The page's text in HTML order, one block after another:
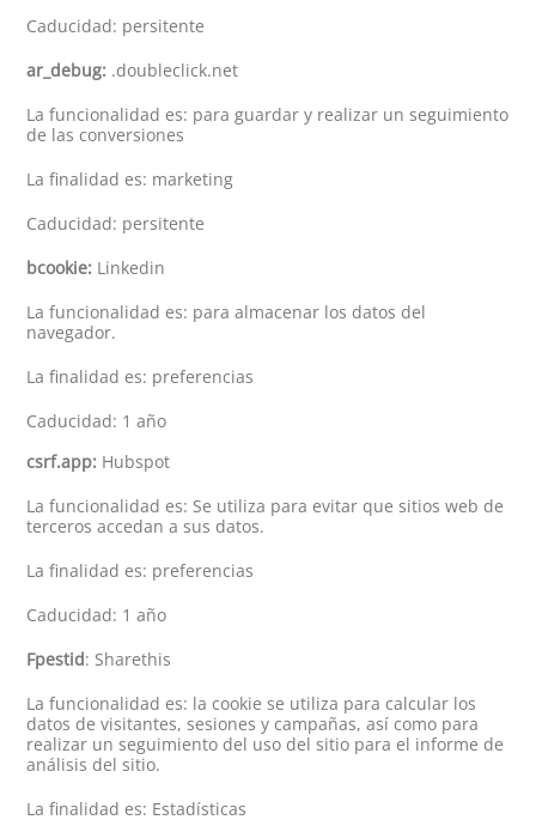
Caducidad: persitente
ar_debug: .doubleclick.net
La funcionalidad es: para guardar y realizar un seguimiento
de las conversiones
La finalidad es: marketing
Caducidad: persitente
bcookie: Linkedin
La funcionalidad es: para almacenar los datos del
navegador.
La finalidad es: preferencias
Caducidad: 1 año
csrf.app: Hubspot
La funcionalidad es: Se utiliza para evitar que sitios web de
terceros accedan a sus datos.
La finalidad es: preferencias
Caducidad: 1 año
Fpestid: Sharethis
La funcionalidad es: la cookie se utiliza para calcular los
datos de visitantes, sesiones y campañas, así como para
realizar un seguimiento del uso del sitio para el informe de
análisis del sitio.
La finalidad es: Estadísticas